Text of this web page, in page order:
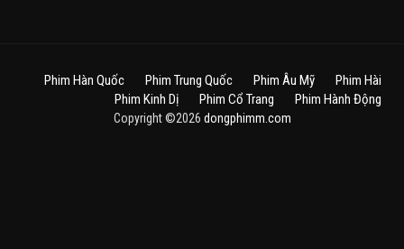
Phim Hàn Quốc Phim Trung Quốc Phim Âu Mỹ
Phim Hài
Phim Kinh Dị
Phim Cổ Trang Phim Hành Động
Copyright ©2026 dongphimm.com